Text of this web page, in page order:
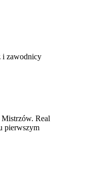
i zawodnicy
Real
pierwszym